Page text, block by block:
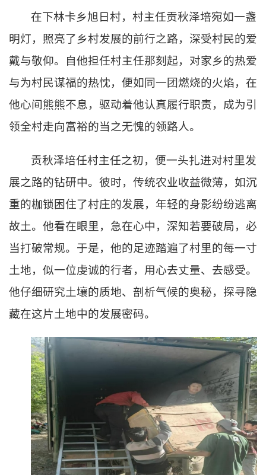
在下林卡乡旭日村，村主任贡秋泽培宛如一盏
明灯，照亮了乡村发展的前行之路，深受村民的爱
戴与敬仰。自他担任村主任那刻起，对家乡的热爱
与为村民谋福的热忱，便如同一团燃烧的火焰，在
他心间熊熊不息，驱动着他认真履行职责，成为引
领全村走向富裕的当之无愧的领路人。
贡秋泽培任村主任之初，便一头扎进对村里发
展之路的钻研中。彼时，传统农业收益微薄，如沉
重的枷锁困住了村庄的发展，年轻的身影纷纷逃离
故土。他看在眼里，急在心中，深知若要破局，必
当打破常规。于是，他的足迹踏遍了村里的每一寸
土地，似一位虔诚的行者，用心去丈量、去感受。
他仔细研究土壤的质地、剖析气候的奥秘，探寻隐
藏在这片土地中的发展密码。